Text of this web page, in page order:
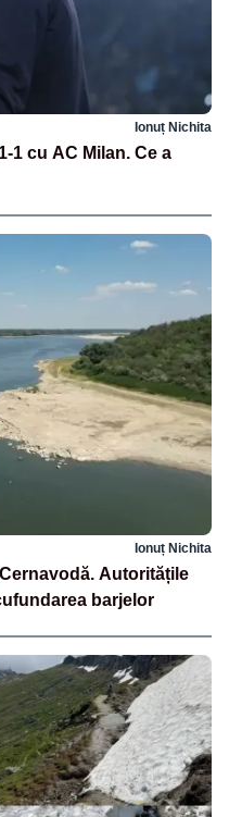
Ionuț Nichita
1 cu AC Milan. Ce a
Ionuț Nichita
Autoritățile
barjelor